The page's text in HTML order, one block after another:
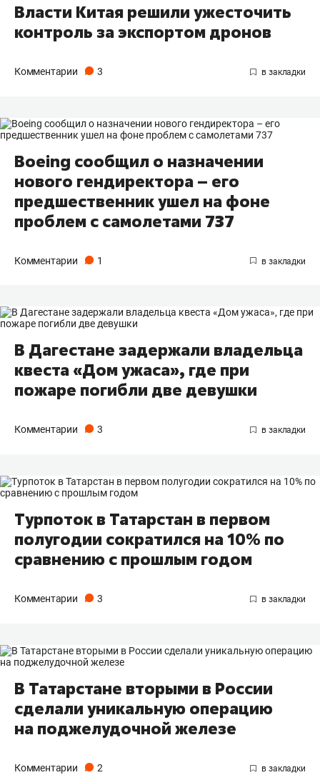
Власти Китая решили ужесточить
контроль за экспортом дронов
Комментарии 3
Boeing сообщил о назначении
нового гендиректора – его
предшественник ушел на фоне
проблем с самолетами 737
Комментарии 1
В Дагестане задержали владельца
квеста «Дом ужаса», где при
пожаре погибли две девушки
Комментарии 3
Турпоток в Татарстан в первом
полугодии сократился на 10% по
сравнению с прошлым годом
Комментарии 3
В Татарстане вторыми в России
сделали уникальную операцию
на поджелудочной железе
Комментарии 2